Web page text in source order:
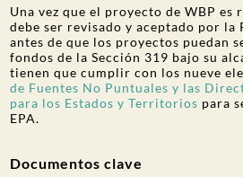
Una vez que el proyecto de WBP es
debe ser revisado y aceptado por la
antes de que los proyectos puedan
fondos de la Sección 319 bajo su
tienen que cumplir con los nueve
de Fuentes No Puntuales y las
para los Estados y Territorios para
EPA.
Documentos clave